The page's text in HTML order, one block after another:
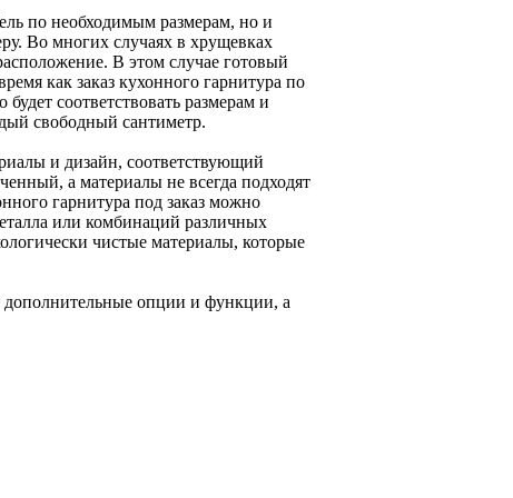
по необходимым размерам, но и
Во многих случаях в хрущевках
В этом случае готовый
как заказ кухонного гарнитура по
соответствовать размерам и
свободный сантиметр.
и дизайн, соответствующий
а материалы не всегда подходят
гарнитура под заказ можно
или комбинаций различных
чистые материалы, которые
дополнительные опции и функции, а